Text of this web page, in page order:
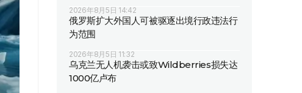
2026年8月5日 14:42
俄罗斯扩大外国人可被驱逐出境行政违法行
为范围
2026年8月5日 11:32
乌克兰无人机袭击或致Wildberries损失达
1000亿卢布